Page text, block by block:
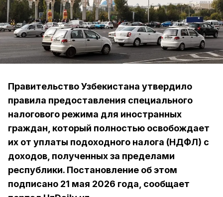
Правительство Узбекистана утвердило
правила предоставления специального
налогового режима для иностранных
граждан, который полностью освобождает
их от уплаты подоходного налога (НДФЛ) с
доходов, полученных за пределами
республики. Постановление об этом
подписано 21 мая 2026 года, сообщает